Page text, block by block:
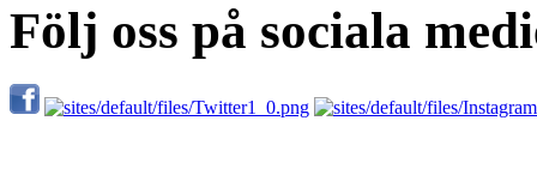
Följ oss på sociala